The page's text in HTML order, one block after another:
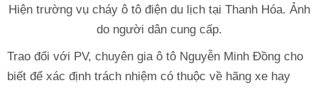
Hiện trường vụ cháy ô tô điện du lịch tại Thanh Hóa. Ảnh
do người dân cung cấp.
Trao đổi với PV, chuyên gia ô tô Nguyễn Minh Đồng cho
biết để xác định trách nhiệm có thuộc về hãng xe hay